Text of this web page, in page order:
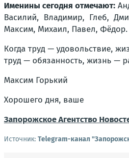
Именины сегодня отмечают:
Василий, Владимир, Глеб,
Максим, Михаил, Павел, Фёдор.
Когда труд — удовольствие,
труд — обязанность, жизнь —
Максим Горький
Хорошего дня, ваше
Запорожское Агентство
Источник: Telegram-канал